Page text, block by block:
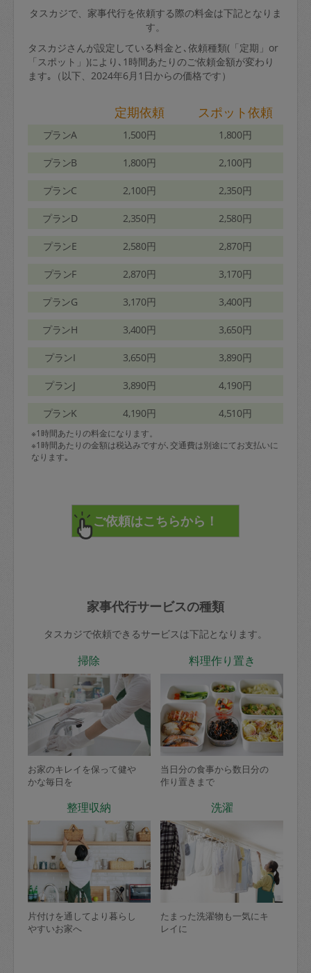
タスカジで、家事代行を依頼する際の料金は下記となりま
す。
タスカジさんが設定している料金と､依頼種類(「定期」or
「スポット」)により､1時間あたりのご依頼金額が変わり
ます｡（以下、2024年6月1日からの価格です）
定期依頼 スポット依頼
プランA 1,500円 1,800円
プランB 1,800円 2,100円
プランC 2,100円 2,350円
プランD 2,350円 2,580円
プランE 2,580円 2,870円
プランF 2,870円 3,170円
プランG 3,170円 3,400円
プランH 3,400円 3,650円
プランI 3,650円 3,890円
プランJ 3,890円 4,190円
プランK 4,190円 4,510円
※1時間あたりの料金になります。
※1時間あたりの金額は税込みですが､交通費は別途にてお支払いに
なります｡
家事代行サービスの種類
タスカジで依頼できるサービスは下記となります。
掃除
お家のキレイを保って健や
かな毎日を
料理作り置き
当日分の食事から数日分の
作り置きまで
整理収納
片付けを通してより暮らし
やすいお家へ
洗濯
たまった洗濯物も一気にキ
レイに